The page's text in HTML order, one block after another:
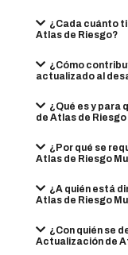
¿Cada cuánto
Atlas de Riesgo?
¿Cómo
actualizado al
¿Qué es y para
de Atlas de
¿Por qué se
Atlas de Riesgo
¿A quién está
Atlas de Riesgo
¿Con quién se
Actualización de